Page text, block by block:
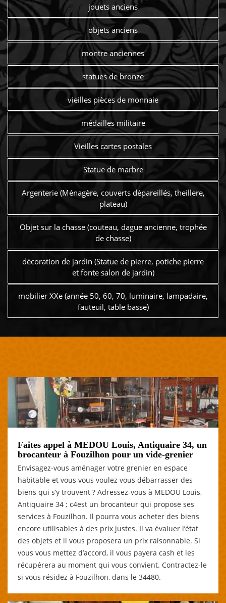
jouets anciens
objets anciens
montre anciennes
statues de bronze
vieilles pièces de monnaie
médailles militaire
Vieilles cartes postales
Statue de marbre
Argenterie (Ménagère, couverts dépareillés, theillere,
plateau)
Objet sur la chasse (couteau, dague ancienne, trophée
de chasse)
décoration de jardin (Statue de pierre, potiche pierre
et fonte salon de jardin)
mobilier XXe (année 50, 60, 70, luminaire, lampadaire,
fauteuil, table basse)
Faites appel à MEDOU Louis, Antiquaire 34, un
brocanteur à Fouzilhon pour un vide-grenier
Envisagez-vous aménager votre grenier en espace
habitable et vous vous voulez vous débarrasser des
biens qui s’y trouvent ? Adressez-vous à MEDOU Louis,
Antiquaire 34 ; c4est un brocanteur qui propose ses
services à Fouzilhon. Il pourra vous acheter des biens
encore utilisables à des prix justes. Il va évaluer l’état
des objets et il vous proposera un prix raisonnable. Si
vous vous mettez d’accord, il vous payera cash et les
récupérera au moment qui vous convient. Contractez-le
si vous résidez à Fouzilhon, dans le 34480.